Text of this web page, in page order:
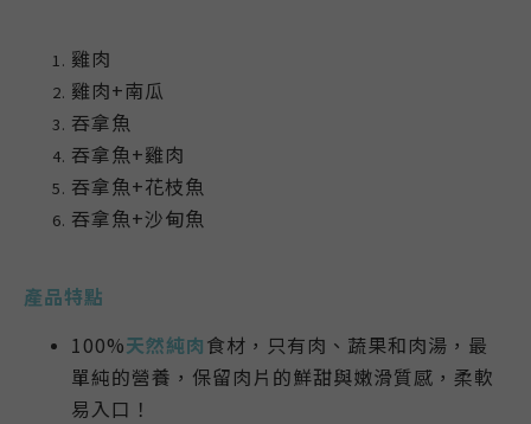
雞肉
雞肉+南瓜
吞拿魚
吞拿魚+雞肉
吞拿魚+花枝魚
吞拿魚+沙甸魚
產品特點
100%天然純肉食材，只有肉、蔬果和肉湯，最
單純的營養，保留肉片的鮮甜與嫩滑質感，柔軟
易入口！